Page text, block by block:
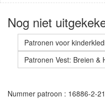
Nog niet
Patronen voor
Patronen Vest: Breien &
Nummer patroon : 16886-2-